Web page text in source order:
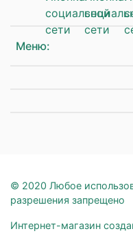
Меню:
© 2020 Любое
разрешения запрещено
Интернет-магазин